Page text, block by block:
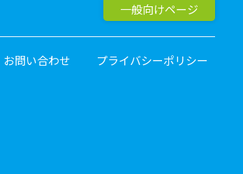
一般向けページ
お問い合わせ プライバシーポリシー